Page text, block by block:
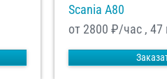
Scania A80
от 2800 ₽/час , 47